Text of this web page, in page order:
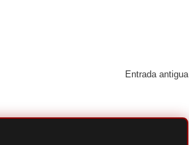
Entrada antigua